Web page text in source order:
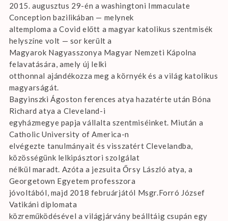
2015. augusztus 29-én a washingtoni Immaculate
Conception bazilikában — melynek
altemploma a Covid előtt a magyar katolikus szentmisék
helyszíne volt — sor került a
Magyarok Nagyasszonya Magyar Nemzeti Kápolna
felavatására, amely új lelki
otthonnal ajándékozza meg a környék és a világ katolikus
magyarságát.
Bagyinszki Ágoston ferences atya hazatérte után Bóna
Richard atya a Cleveland-i
egyházmegye papja vállalta szentmiséinket. Miután a
Catholic University of America-n
elvégezte tanulmányait és visszatért Clevelandba,
közösségünk lelkipásztori szolgálat
nélkül maradt. Azóta a jezsuita Őrsy László atya, a
Georgetown Egyetem professzora
jóvoltából, majd 2018 februárjától Msgr.Forró József
Vatikáni diplomata
közreműködésével a világjárvány beálltáig csupán egy